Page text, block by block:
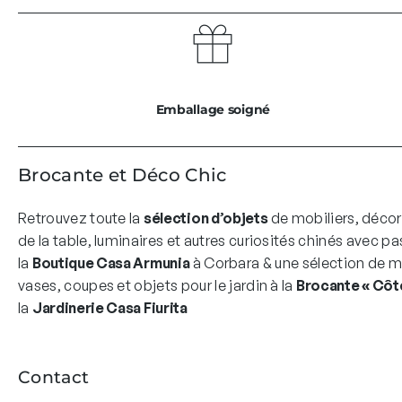
Emballage soigné
Brocante et Déco Chic
Retrouvez toute lasélection d’objetsde mobiliers,
de la table, luminaires et autres curiosités chinés avec
la Boutique Casa Armuniaà Corbara & une sélection de
vases, coupes et objets pour le jardin à la Brocante «
la Jardinerie Casa Fiurita
Contact